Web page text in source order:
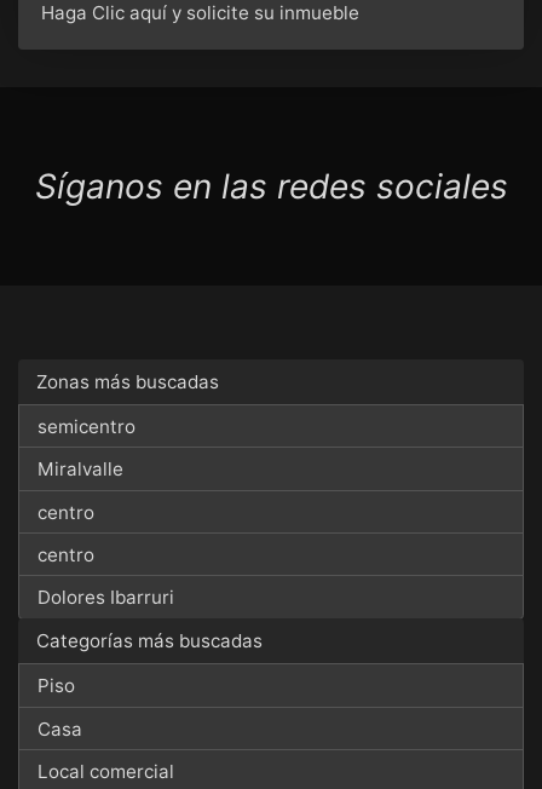
Haga Clic aquí y solicite su inmueble
Síganos en las redes sociales
Zonas más buscadas
semicentro
Miralvalle
centro
centro
Dolores Ibarruri
Categorías más buscadas
Piso
Casa
Local comercial